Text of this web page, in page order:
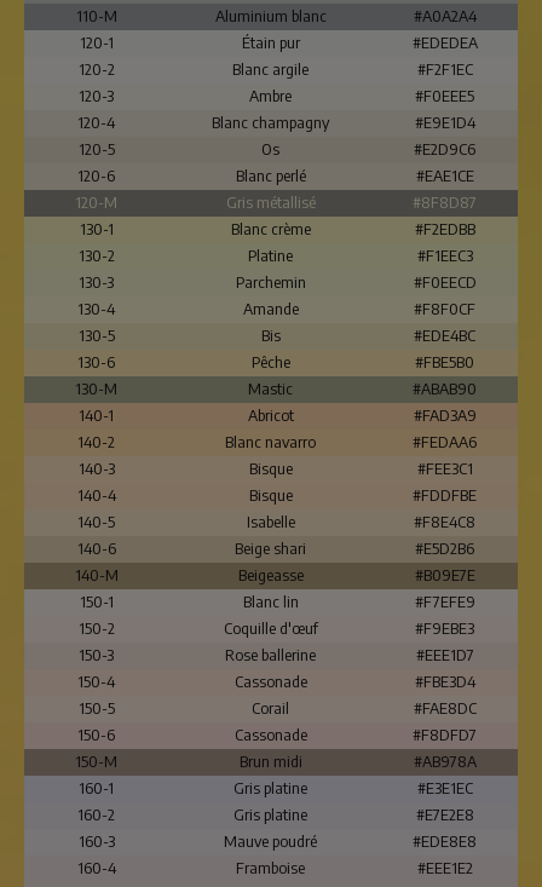
110-M
Aluminium blanc
#A0A2A4
120-1
Étain pur
#EDEDEA
120-2
Blanc argile
#F2F1EC
120-3
Ambre
#F0EEE5
120-4
Blanc champagny
#E9E1D4
120-5
Os
#E2D9C6
120-6
Blanc perlé
#EAE1CE
120-M
Gris métallisé
#8F8D87
130-1
Blanc crème
#F2EDBB
130-2
Platine
#F1EEC3
130-3
Parchemin
#F0EECD
130-4
Amande
#F8F0CF
130-5
Bis
#EDE4BC
130-6
Pêche
#FBE5B0
130-M
Mastic
#ABAB90
140-1
Abricot
#FAD3A9
140-2
Blanc navarro
#FEDAA6
140-3
Bisque
#FEE3C1
140-4
Bisque
#FDDFBE
140-5
Isabelle
#F8E4C8
140-6
Beige shari
#E5D2B6
140-M
Beigeasse
#B09E7E
150-1
Blanc lin
#F7EFE9
150-2
Coquille d'œuf
#F9EBE3
150-3
Rose ballerine
#EEE1D7
150-4
Cassonade
#FBE3D4
150-5
Corail
#FAE8DC
150-6
Cassonade
#F8DFD7
150-M
Brun midi
#AB978A
160-1
Gris platine
#E3E1EC
160-2
Gris platine
#E7E2E8
160-3
Mauve poudré
#EDE8E8
160-4
Framboise
#EEE1E2